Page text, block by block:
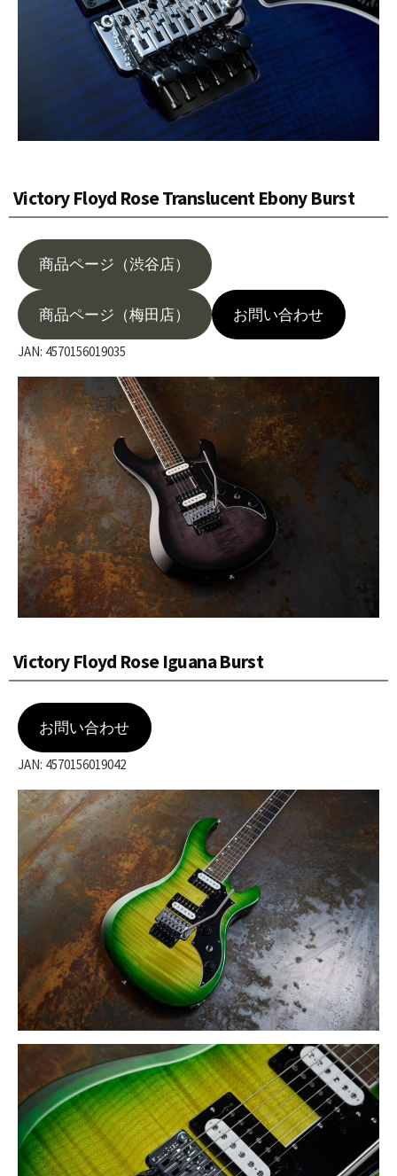
Victory Floyd Rose Translucent Ebony Burst​
商品ページ（渋谷店）
商品ページ（梅田店） お問い合わせ
JAN: 4570156019035
Victory Floyd Rose Iguana Burst
お問い合わせ
JAN: 4570156019042